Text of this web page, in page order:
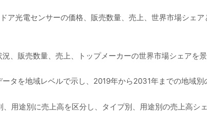
光電センサーの価格、販売数量、売上、世界市場シェ
、販売数量、売上、トップメーカーの世界市場シェアを
タを地域レベルで示し、2019年から2031年までの地域別
用途別に売上高を区分し、タイプ別、用途別の売上高シェ